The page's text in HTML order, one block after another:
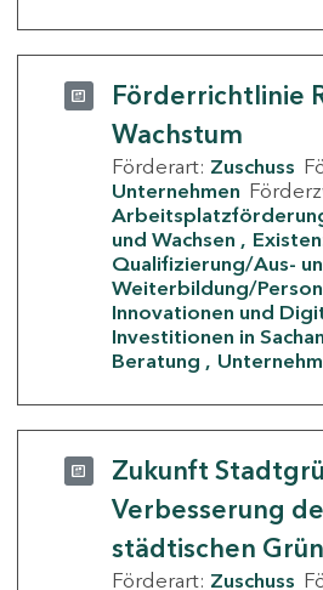
Förderrichtlinie
Wachstum
Förderart: Zuschuss
Unternehmen
und Wachsen
Qualifizierung/Aus-
Weiterbildung/
Innovationen und
Investitionen in
Beratung
Zukunft
Verbesserung
städtischen
Förderart: Zuschuss